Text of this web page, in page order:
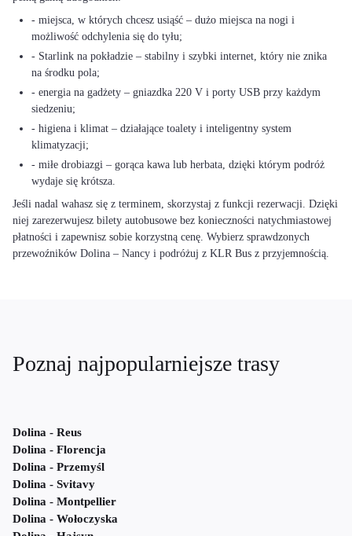
- miejsca, w których chcesz usiąść – dużo miejsca na nogi i
możliwość odchylenia się do tyłu;
- Starlink na pokładzie – stabilny i szybki internet, który nie znika
na środku pola;
- energia na gadżety – gniazdka 220 V i porty USB przy każdym
siedzeniu;
- higiena i klimat – działające toalety i inteligentny system
klimatyzacji;
- miłe drobiazgi – gorąca kawa lub herbata, dzięki którym podróż
wydaje się krótsza.
Jeśli nadal wahasz się z terminem, skorzystaj z funkcji rezerwacji. Dzięki
niej zarezerwujesz bilety autobusowe bez konieczności natychmiastowej
płatności i zapewnisz sobie korzystną cenę. Wybierz sprawdzonych
przewoźników Dolina – Nancy i podróżuj z KLR Bus z przyjemnością.
Poznaj najpopularniejsze trasy
Dolina - Reus
Dolina - Florencja
Dolina - Przemyśl
Dolina - Svitavy
Dolina - Montpellier
Dolina - Wołoczyska